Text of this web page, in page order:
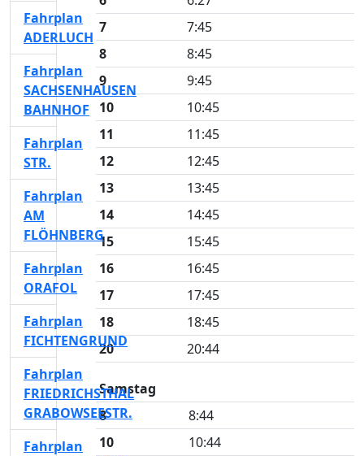
7
7:45
8
8:45
9
9:45
10
10:45
11
11:45
12
12:45
13
13:45
14
14:45
15
15:45
16
16:45
17
17:45
18
18:45
20
20:44
Samstag
8
8:44
10
10:44
Fahrplan
ADERLUCH
Fahrplan
SACHSENHAUSEN
BAHNHOF
Fahrplan
STR.
Fahrplan
AM
FLÖHNBERG
Fahrplan
ORAFOL
Fahrplan
FICHTENGRUND
Fahrplan
FRIEDRICHSTHAL
GRABOWSEESTR.
Fahrplan